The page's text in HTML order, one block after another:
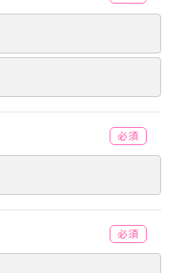
(必須)
(必須)